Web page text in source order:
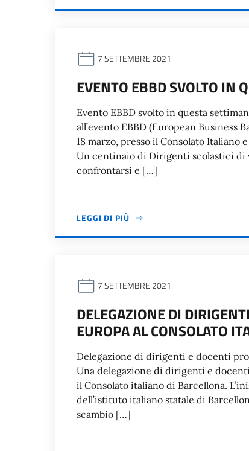
7 SETTEMBRE 2021
EVENTO EBBD SVOLTO IN
Evento EBBD svolto in questa
all’evento EBBD (European Business
18 marzo, presso il Consolato Italiano
Un centinaio di Dirigenti scolastici
confrontarsi e […]
LEGGI DI PIÙ
7 SETTEMBRE 2021
DELEGAZIONE DI
EUROPA AL CONSOLATO
Delegazione di dirigenti e docenti
Una delegazione di dirigenti e
il Consolato italiano di Barcellona.
dell’istituto italiano statale di
scambio […]